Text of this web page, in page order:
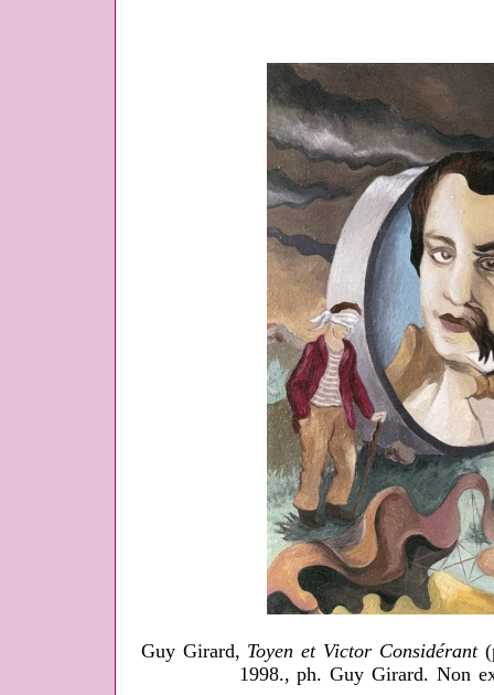
Guy Girard, Toyen et Victor Considérant
1998., ph. Guy Girard. Non